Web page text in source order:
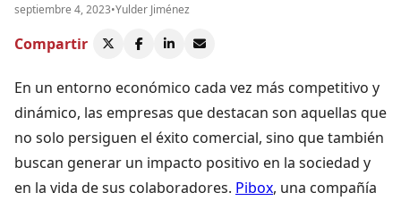
septiembre 4, 2023•Yulder Jiménez
Compartir
En un entorno económico cada vez más competitivo y
dinámico, las empresas que destacan son aquellas que
no solo persiguen el éxito comercial, sino que también
buscan generar un impacto positivo en la sociedad y
en la vida de sus colaboradores. Pibox, una compañía